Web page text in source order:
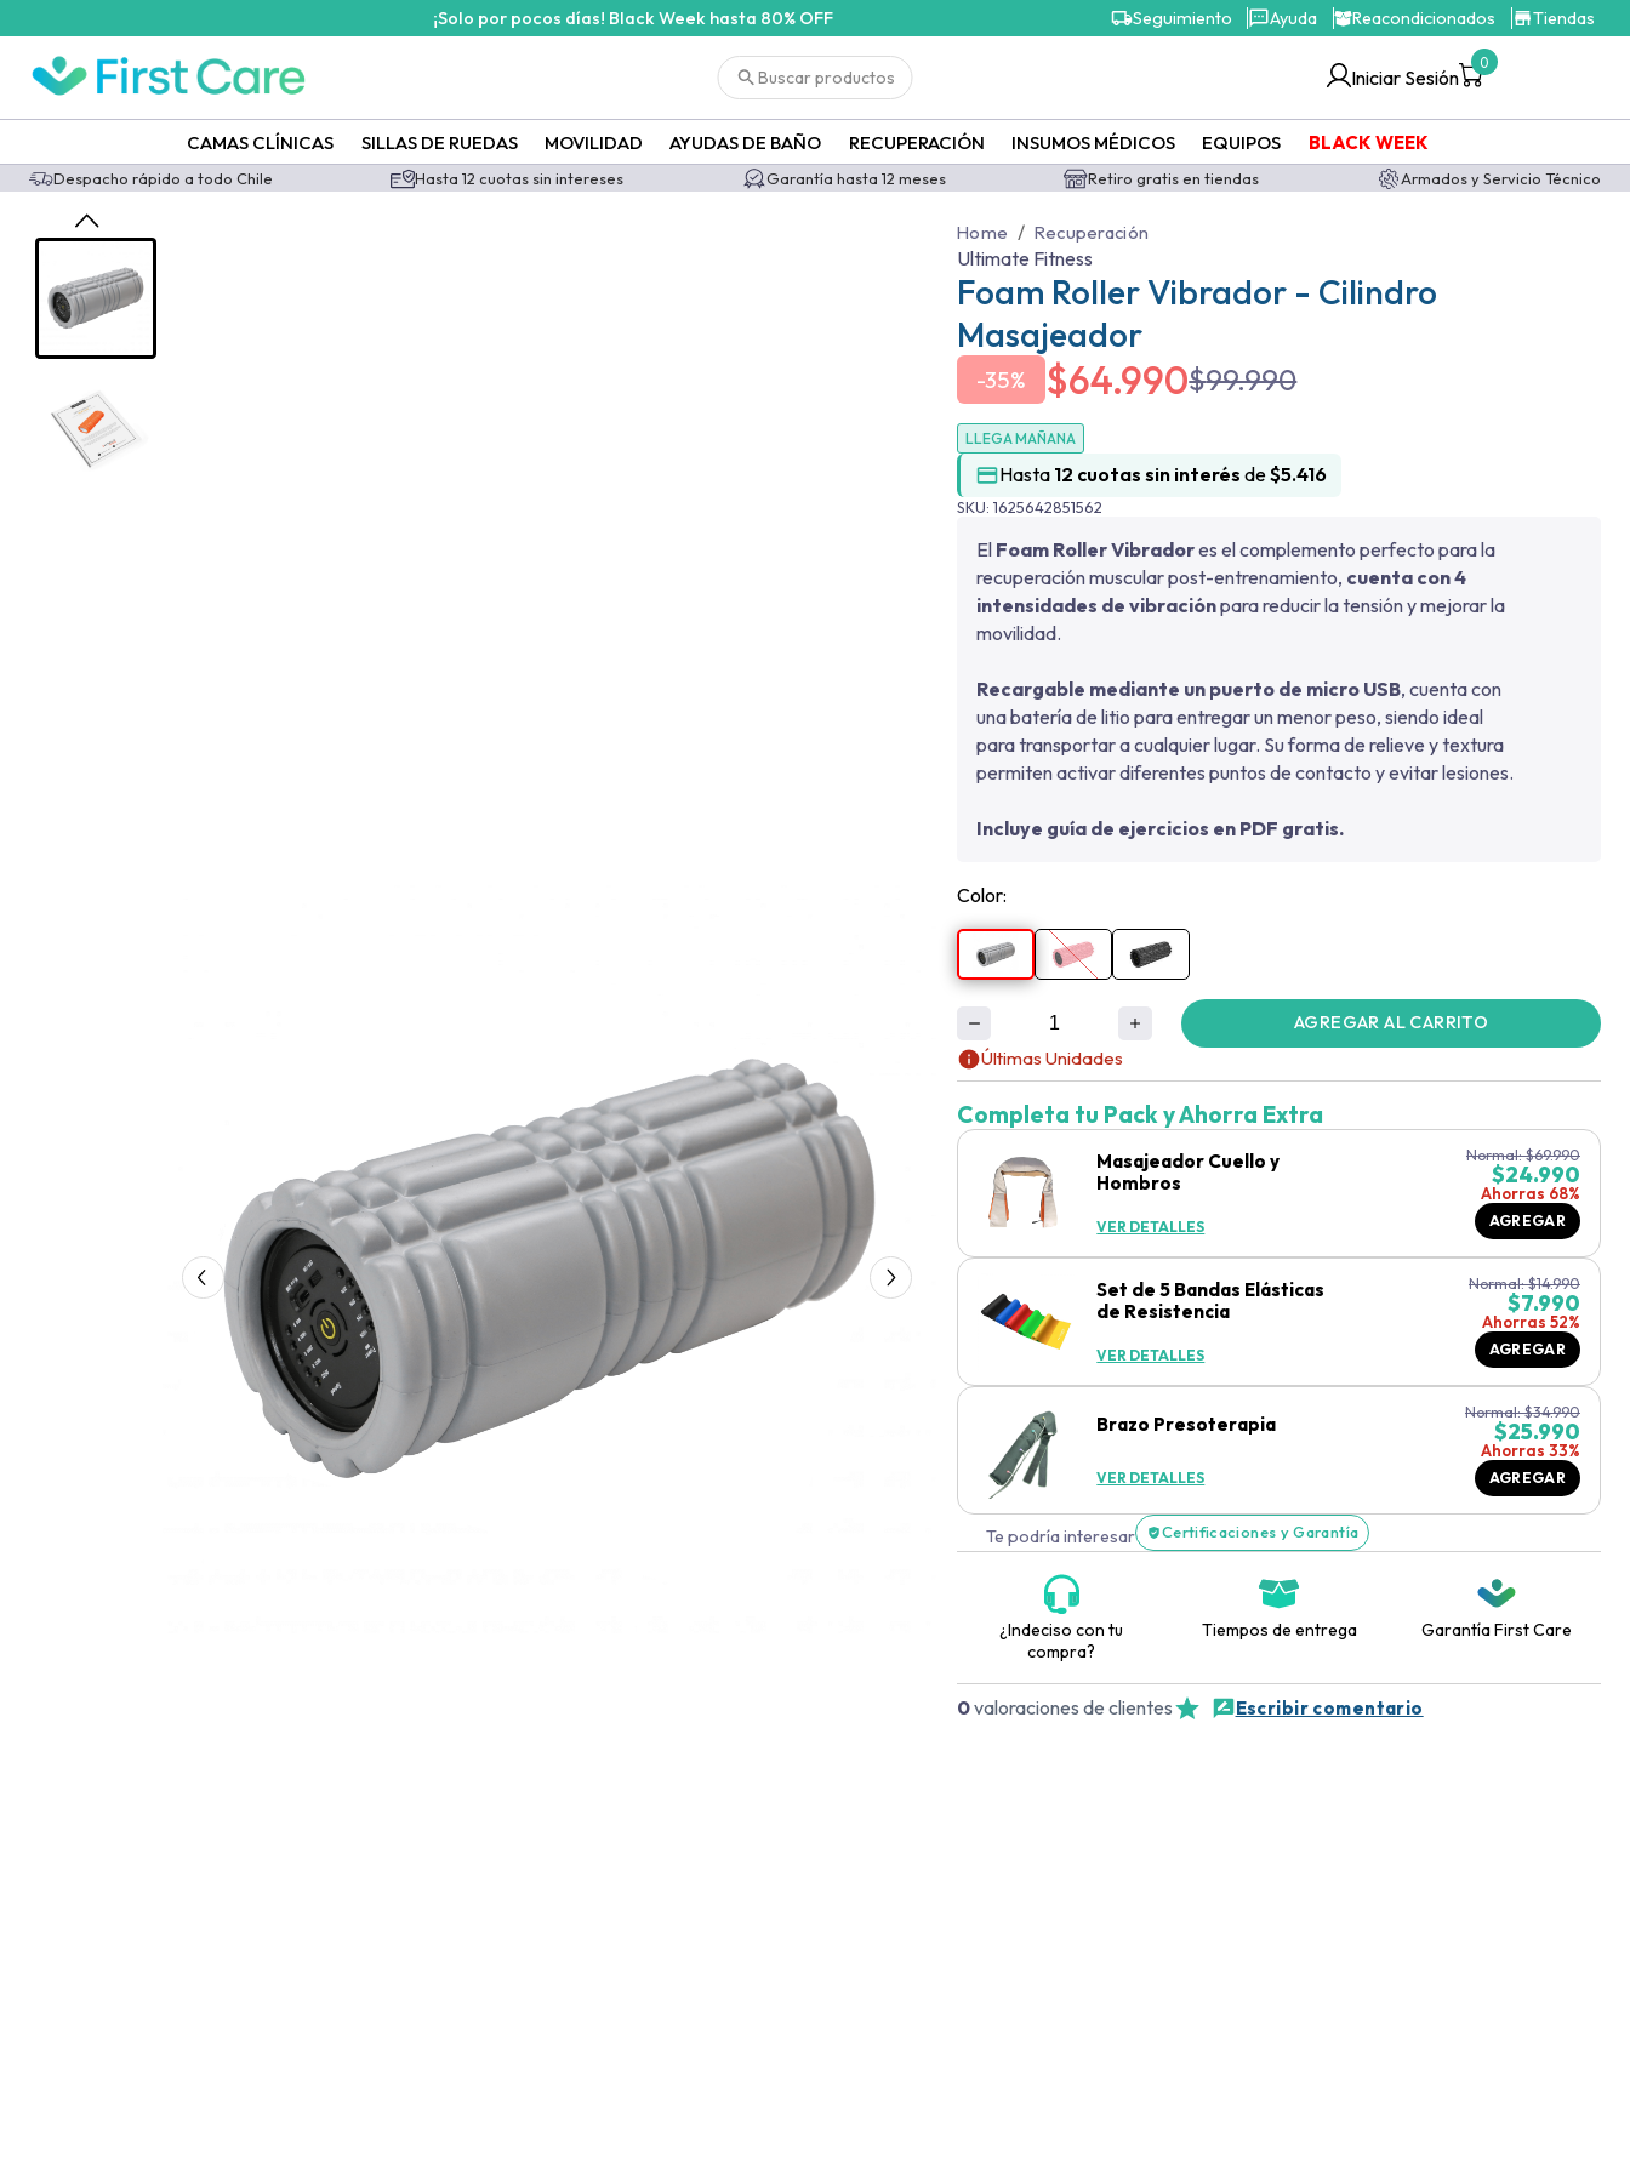
¡Solo por pocos días! Black Week hasta 80% OFF Seguimiento Ayuda Reacondicionados Tiendas
Buscar productos Iniciar Sesión
0
CAMAS CLÍNICAS SILLAS DE RUEDAS MOVILIDAD AYUDAS DE BAÑO RECUPERACIÓN INSUMOS MÉDICOS EQUIPOS BLACK WEEK
Despacho rápido a todo Chile Hasta 12 cuotas sin intereses Garantía hasta 12 meses Retiro gratis en tiendas Armados y Servicio Técnico
Home / Recuperación
Ultimate Fitness
Foam Roller Vibrador - Cilindro
Masajeador
-35% $64.990$99.990
LLEGA MAÑANA
Hasta 12 cuotas sin interés de$5.416
SKU:1625642851562
El Foam Roller Vibradores el complemento perfecto para la
recuperación muscular post-entrenamiento, cuenta con 4
intensidades de vibraciónpara reducir la tensión y mejorar la
movilidad.
Recargable mediante un puerto de micro USB, cuenta con
una batería de litio para entregar un menor peso, siendo ideal
para transportar a cualquier lugar. Su forma de relieve y textura
permiten activar diferentes puntos de contacto y evitar lesiones.
Incluye guía de ejercicios en PDF gratis.
Color:
AGREGAR AL CARRITO
Últimas Unidades
Completa tu Pack y Ahorra Extra
Masajeador Cuello y
Hombros
VER DETALLES
Normal:$69.990
$24.990
Ahorras 68%
AGREGAR
Set de 5 Bandas Elásticas
de Resistencia
VER DETALLES
Normal:$14.990
$7.990
Ahorras 52%
AGREGAR
Brazo Presoterapia
VER DETALLES
Normal:$34.990
$25.990
Ahorras 33%
AGREGAR
Te podría interesar Certificaciones y Garantía
¿Indeciso con tu
compra?
Tiempos de entrega Garantía First Care
0valoraciones de clientes Escribir comentario